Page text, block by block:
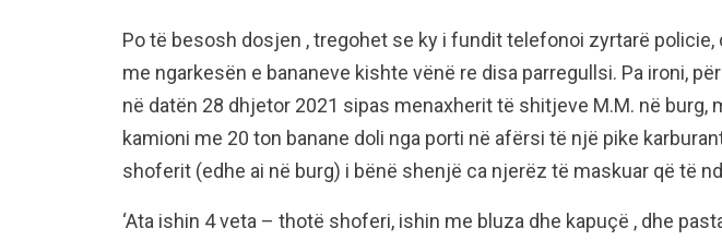
Po të besosh dosjen , tregohet se ky i fundit telefonoi zyrtarë policie,
me ngarkesën e bananeve kishte vënë re disa parregullsi. Pa ironi,
në datën 28 dhjetor 2021 sipas menaxherit të shitjeve M.M. në burg,
kamioni me 20 ton banane doli nga porti në afërsi të një pike
shoferit (edhe ai në burg) i bënë shenjë ca njerëz të maskuar që të
‘Ata ishin 4 veta – thotë shoferi, ishin me bluza dhe kapuçë , dhe